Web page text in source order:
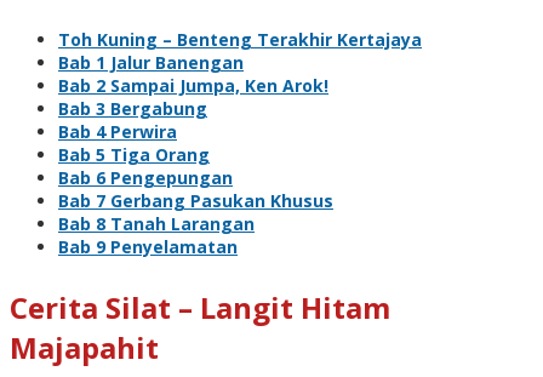
Toh Kuning – Benteng Terakhir Kertajaya
Bab 1 Jalur Banengan
Bab 2 Sampai Jumpa, Ken Arok!
Bab 3 Bergabung
Bab 4 Perwira
Bab 5 Tiga Orang
Bab 6 Pengepungan
Bab 7 Gerbang Pasukan Khusus
Bab 8 Tanah Larangan
Bab 9 Penyelamatan
Cerita Silat – Langit Hitam
Majapahit